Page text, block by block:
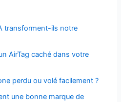
transforment-ils notre
AirTag caché dans votre
perdu ou volé facilement ?
une bonne marque de